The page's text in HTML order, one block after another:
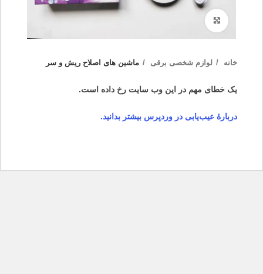
خانه لوازم شخصی برقی ماشین های اصلاح ریش و سر
یک خطای مهم در این وب سایت رخ داده است.
دربارهٔ عیب‌یابی در وردپرس بیشتر بدانید.